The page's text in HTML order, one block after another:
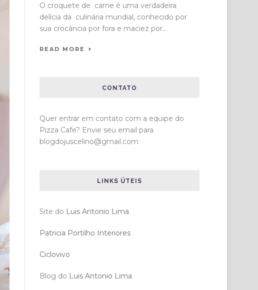
O croquete de carne é uma verdadeira
delícia da culinária mundial, conhecido por
sua crocância por fora e maciez por...
READ MORE
CONTATO
Quer entrar em contato com a equipe do
Pizza Cafe? Envie seu email para
blogdojuscelino@gmail.com
LINKS ÚTEIS
Site do Luis Antonio Lima
Patricia Portilho Interiores
Ciclovivo
Blog do Luis Antonio Lima